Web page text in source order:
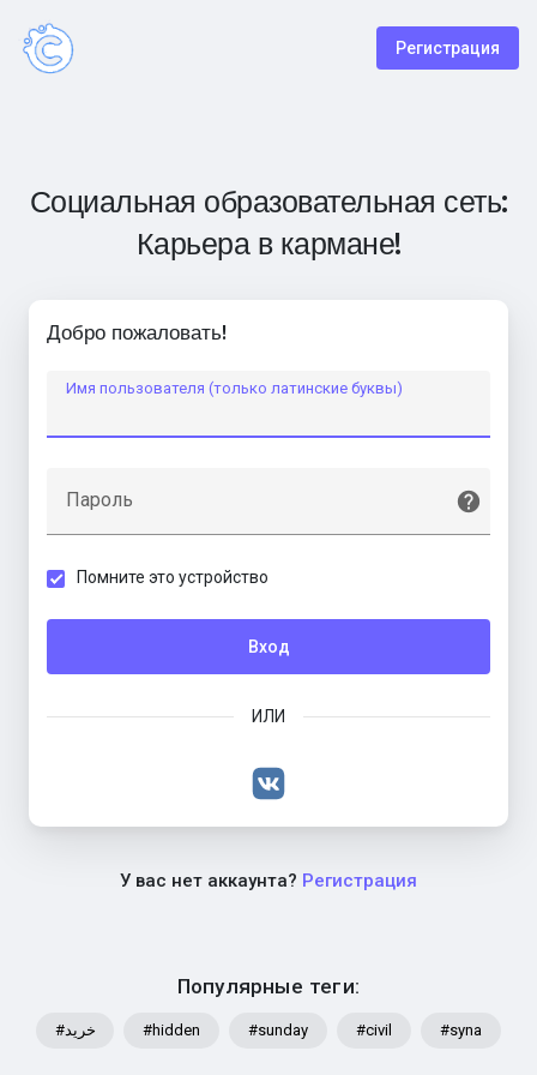
Регистрация
Социальная образовательная сеть:
Карьера в кармане!
Популярные теги:
#خرید #hidden #sunday #civil #syna
Добро пожаловать!
Имя пользователя (только латинские буквы)
Пароль
Помните это устройство
Вход
ИЛИ
У вас нет аккаунта? Регистрация